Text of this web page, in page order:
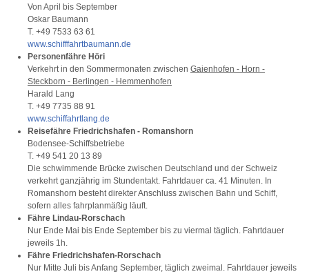
Von April bis September
Oskar Baumann
T. +49 7533 63 61
www.schifffahrtbaumann.de
Personenfähre Höri
Verkehrt in den Sommermonaten zwischen Gaienhofen - Horn -
Steckborn - Berlingen - Hemmenhofen
Harald Lang
T. +49 7735 88 91
www.schiffahrtlang.de
Reisefähre Friedrichshafen - Romanshorn
Bodensee-Schiffsbetriebe
T. +49 541 20 13 89
Die schwimmende Brücke zwischen Deutschland und der Schweiz
verkehrt ganzjährig im Stundentakt. Fahrtdauer ca. 41 Minuten. In
Romanshorn besteht direkter Anschluss zwischen Bahn und Schiff,
sofern alles fahrplanmäßig läuft.
Fähre Lindau-Rorschach
Nur Ende Mai bis Ende September bis zu viermal täglich. Fahrtdauer
jeweils 1h.
Fähre Friedrichshafen-Rorschach
Nur Mitte Juli bis Anfang September, täglich zweimal. Fahrtdauer jeweils